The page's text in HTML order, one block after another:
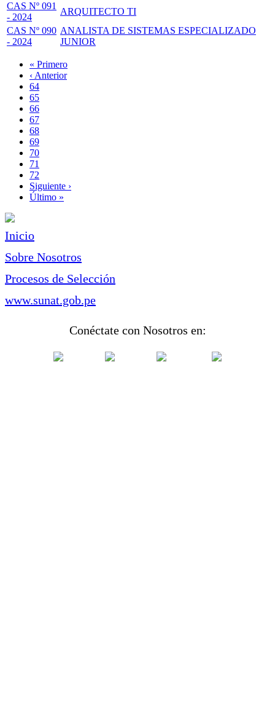
CAS Nº 091
- 2024
ARQUITECTO TI
CAS Nº 090
- 2024
ANALISTA DE SISTEMAS ESPECIALIZADO
JUNIOR
Paginación
Primera
página
« Primero
Página
anterior
‹ Anterior
Page
64
Page
65
Page
66
Page
67
Página
actual
68
Page
69
Page
70
Page
71
Page
72
Siguiente
página
Siguiente ›
Última
Último »
Inicio
Sobre Nosotros
Procesos de Selección
www.sunat.gob.pe
Conéctate con Nosotros en: